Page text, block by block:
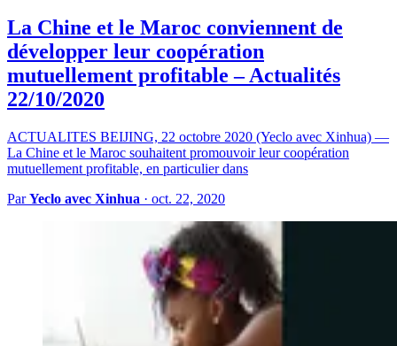
La Chine et le Maroc conviennent de
développer leur coopération
mutuellement profitable – Actualités
22/10/2020
ACTUALITES BEIJING, 22 octobre 2020 (Yeclo avec Xinhua) —
La Chine et le Maroc souhaitent promouvoir leur coopération
mutuellement profitable, en particulier dans
ParYeclo avec Xinhua · oct. 22, 2020